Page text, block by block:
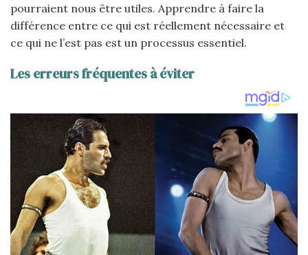
pourraient nous être utiles. Apprendre à faire la
différence entre ce qui est réellement nécessaire et
ce qui ne l’est pas est un processus essentiel.
Les erreurs fréquentes à éviter